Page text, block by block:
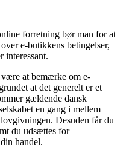
forretning bør man for at
e-butikkens betingelser,
interessant.
at bemærke om e-
at det generelt er et
gældende dansk
en gang i mellem
Desuden får du
du udsættes for
handel.